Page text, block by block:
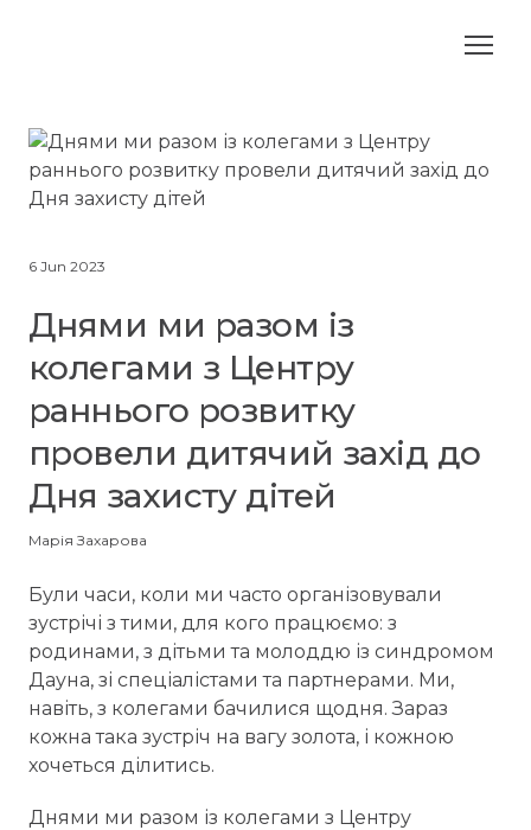
6 Jun 2023
Днями ми разом із
колегами з Центру
раннього розвитку
провели дитячий захід до
Дня захисту дітей
Марія Захарова
Були часи, коли ми часто організовували
зустрічі з тими, для кого працюємо: з
родинами, з дітьми та молоддю із синдромом
Дауна, зі спеціалістами та партнерами. Ми,
навіть, з колегами бачилися щодня. Зараз
кожна така зустріч на вагу золота, і кожною
хочеться ділитись.
Днями ми разом із колегами з Центру